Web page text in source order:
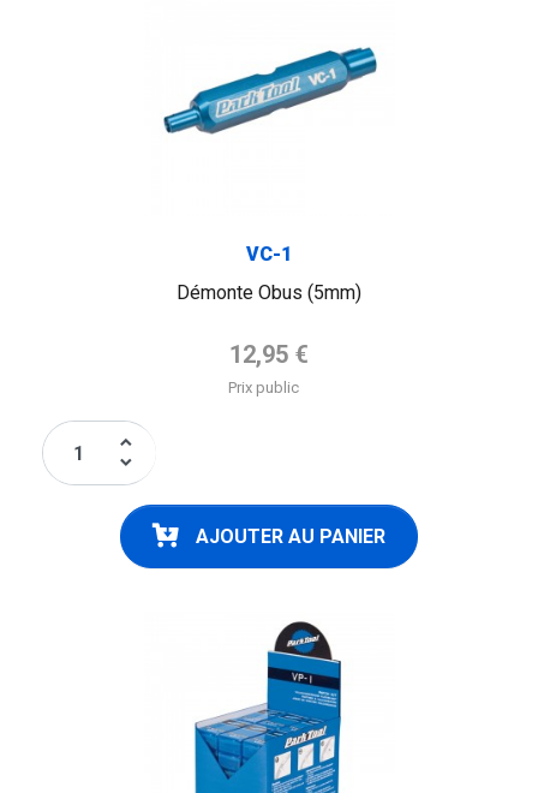
VC-1
Démonte Obus (5mm)
Prix de base
12,95 €
Prix public
keyboard_arrow_up
keyboard_arrow_down
AJOUTER AU PANIER